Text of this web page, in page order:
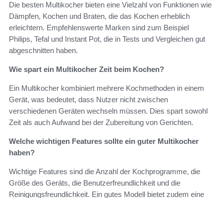
Die besten Multikocher bieten eine Vielzahl von Funktionen wie
Dämpfen, Kochen und Braten, die das Kochen erheblich
erleichtern. Empfehlenswerte Marken sind zum Beispiel
Philips, Tefal und Instant Pot, die in Tests und Vergleichen gut
abgeschnitten haben.
Wie spart ein Multikocher Zeit beim Kochen?
Ein Multikocher kombiniert mehrere Kochmethoden in einem
Gerät, was bedeutet, dass Nutzer nicht zwischen
verschiedenen Geräten wechseln müssen. Dies spart sowohl
Zeit als auch Aufwand bei der Zubereitung von Gerichten.
Welche wichtigen Features sollte ein guter Multikocher
haben?
Wichtige Features sind die Anzahl der Kochprogramme, die
Größe des Geräts, die Benutzerfreundlichkeit und die
Reinigungsfreundlichkeit. Ein gutes Modell bietet zudem eine